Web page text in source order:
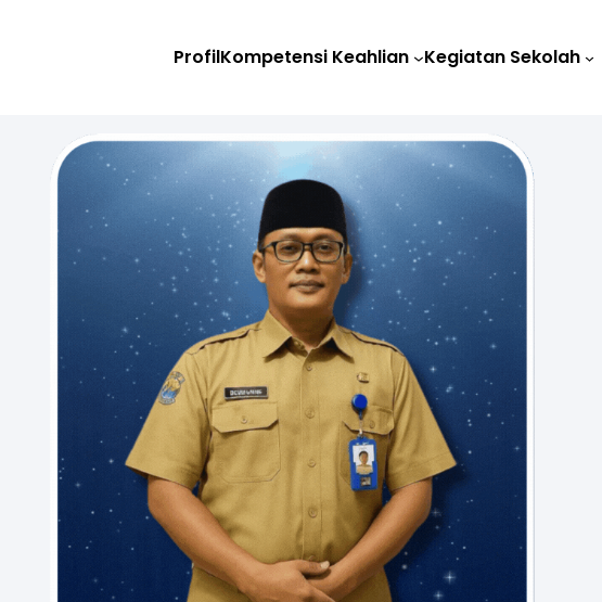
ProfilKompetensi Keahlian Kegiatan Sekolah